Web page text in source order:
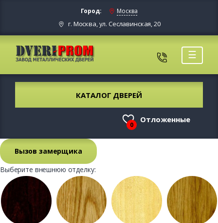
Город: Москва
г. Москва, ул. Сеславинская, 20
☰
КАТАЛОГ ДВЕРЕЙ
0
Отложенные
Вызов замерщика
Выберите внешнюю отделку: